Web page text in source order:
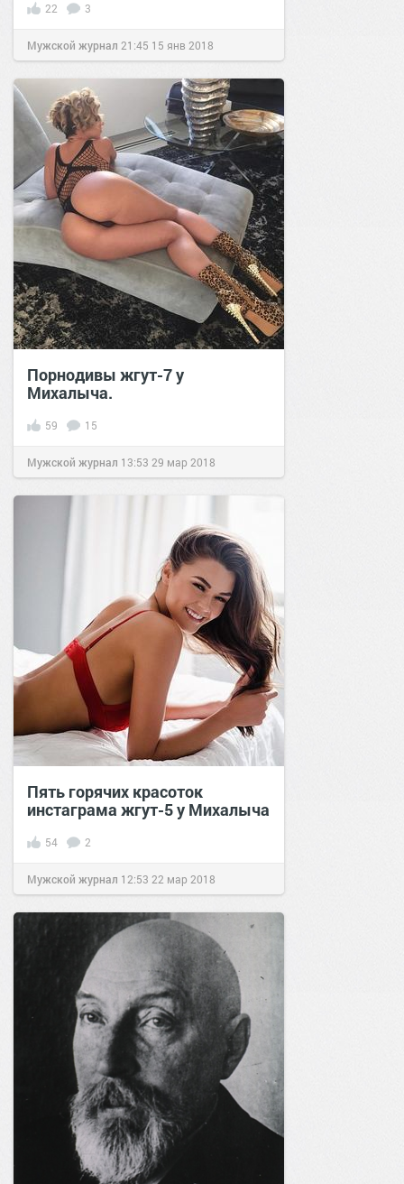
22 3
Мужской журнал 21:45 15 янв 2018
Порнодивы жгут-7 у
Михалыча.
59 15
Мужской журнал 13:53 29 мар 2018
Пять горячих красоток
инстаграма жгут-5 у Михалыча
54 2
Мужской журнал 12:53 22 мар 2018